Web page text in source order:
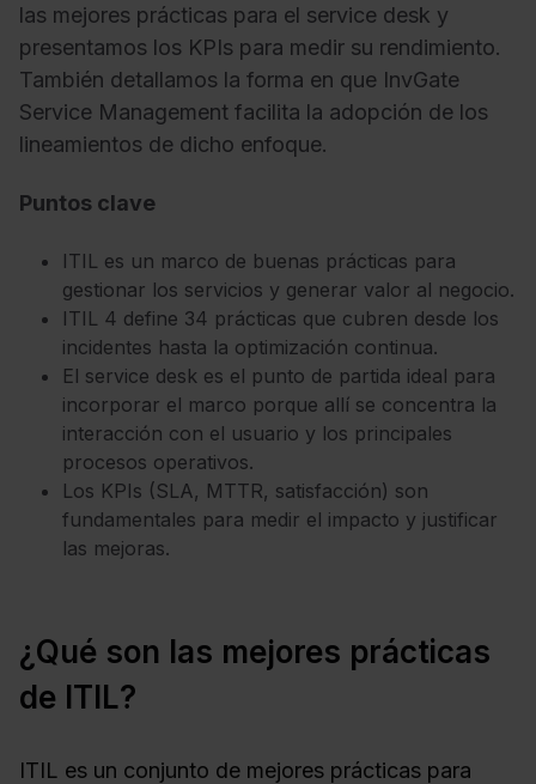
las mejores prácticas para el service desk y
presentamos los KPIs para medir su rendimiento.
También detallamos la forma en que InvGate
Service Management facilita la adopción de los
lineamientos de dicho enfoque.
Puntos clave
ITIL es un marco de buenas prácticas para
gestionar los servicios y generar valor al negocio.
ITIL 4 define 34 prácticas que cubren desde los
incidentes hasta la optimización continua.
El service desk es el punto de partida ideal para
incorporar el marco porque allí se concentra la
interacción con el usuario y los principales
procesos operativos.
Los KPIs (SLA, MTTR, satisfacción) son
fundamentales para medir el impacto y justificar
las mejoras.
¿Qué son las mejores prácticas
de ITIL?
ITIL es un conjunto de mejores prácticas para